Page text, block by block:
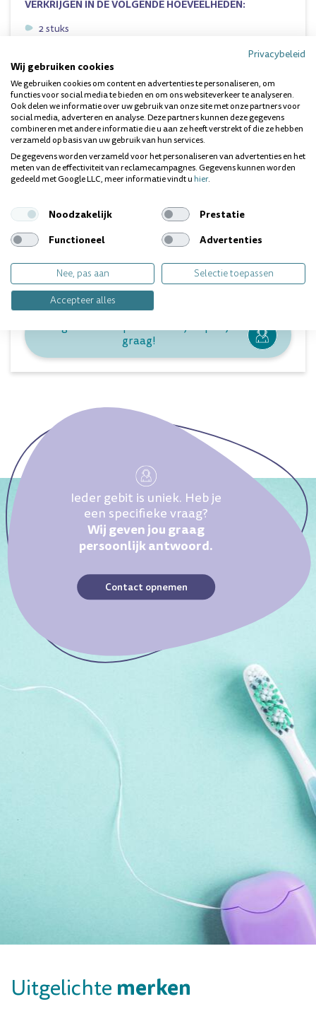
VERKRIJGEN IN DE VOLGENDE HOEVEELHEDEN:
2 stuks
8 stuks
DE PURE CLEAN OPZETBORSTELS ZIJN GESCHIKT VOOR
ALLEORAL-B OPLAADBARE TANDENBORSTELSMET
EEN ROTEREND POETSSYSTEEM, ZOALS O.A.:
Oral-B PRO 1000 / 2000 / 3000 / 4000 / 5000 / 6000 /
7000 / 8000
Oral-B Smart 4 / Smart 5 / Smart 6
Oral-B Professional Care Triumph 4000 / 5000
Oral-B Advance Power serie
Oral-B GENIUS serie
Past nietop de Sonic en Pulsonic modellen en iO series
Vragen over dit product? Wij helpen je
graag!
Ieder gebit is uniek. Heb je
een specifieke vraag?
Wij geven jou graag
persoonlijk antwoord.
Contact opnemen
Uitgelichte merken
Privacybeleid
Wij gebruiken cookies
We gebruiken cookies om content en advertenties te personaliseren, om
functies voor social media te bieden en om ons websiteverkeer te analyseren.
Ook delen we informatie over uw gebruik van onze site met onze partners voor
social media, adverteren en analyse. Deze partners kunnen deze gegevens
combineren met andere informatie die u aan ze heeft verstrekt of die ze hebben
verzameld op basis van uw gebruik van hun services.
De gegevens worden verzameld voor het personaliseren van advertenties en het
meten van de effectiviteit van reclamecampagnes. Gegevens kunnen worden
gedeeld met Google LLC, meer informatie vindt uhier.
Noodzakelijk
Prestatie
Functioneel
Advertenties
Nee, pas aan
Selectie toepassen
Accepteer alles